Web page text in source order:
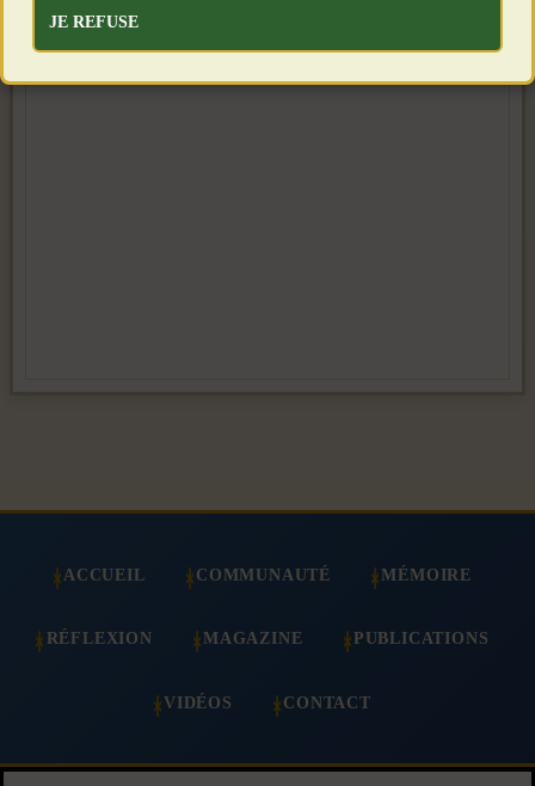
ACCUEIL COMMUNAUTÉ MÉMOIRE
RÉFLEXION MAGAZINE PUBLICATIONS
VIDÉOS CONTACT
JE REFUSE